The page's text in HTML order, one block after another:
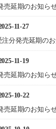
売延期のお知ら
11-27
分発売延期の
11-19
売延期のお知ら
10-22
売延期のお知ら